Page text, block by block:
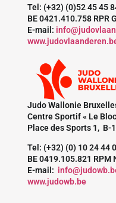
Tel: (+32) (0)52 45 45
BE 0421.410.758 RPR
E-mail:
Judo Wallonie
Centre Sportif « Le
Place des Sports 1, B-
Tel: (+32) (0) 10 24 44
BE 0419.105.821 RPM
E-mail:
www.judowb.be